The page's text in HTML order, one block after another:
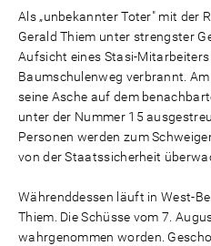
Als „unbekannter Toter" mit der
Gerald Thiem unter strengster
Aufsicht eines Stasi-
Baumschulenweg verbrannt.
seine Asche auf dem
unter der Nummer 15
Personen werden zum
von der Staatssicherheit
Währenddessen läuft in West-
Thiem. Die Schüsse vom 7.
wahrgenommen worden.